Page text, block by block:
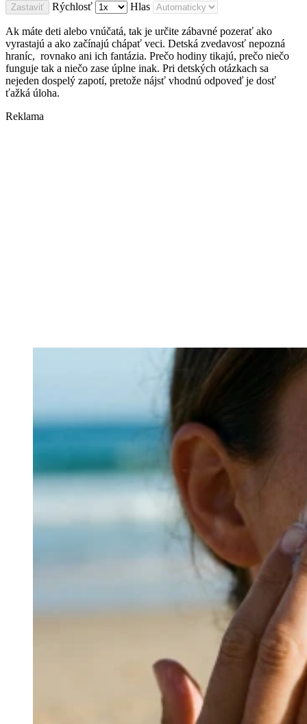
Zastaviť Rýchlosť Hlas
Ak máte deti alebo vnúčatá, tak je určite zábavné pozerať ako
vyrastajú a ako začínajú chápať veci. Detská zvedavosť nepozná
hraníc, rovnako ani ich fantázia. Prečo hodiny tikajú, prečo niečo
funguje tak a niečo zase úplne inak. Pri detských otázkach sa
nejeden dospelý zapotí, pretože nájsť vhodnú odpoveď je dosť
ťažká úloha.
Reklama